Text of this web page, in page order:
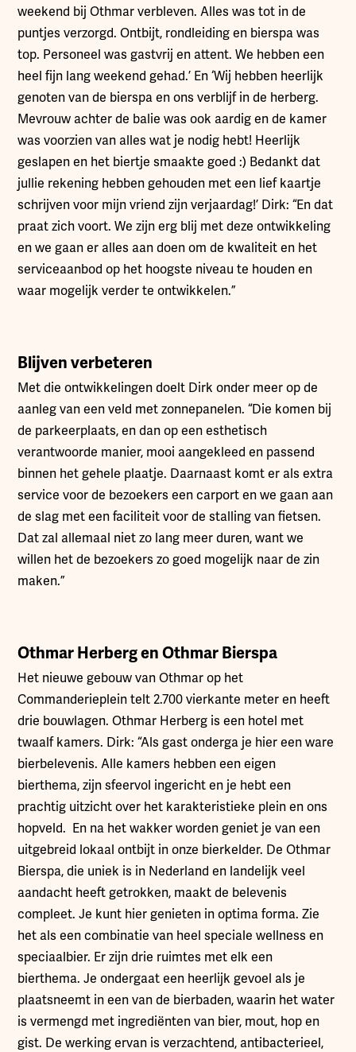
weekend bij Othmar verbleven. Alles was tot in de
puntjes verzorgd. Ontbijt, rondleiding en bierspa was
top. Personeel was gastvrij en attent. We hebben een
heel fijn lang weekend gehad.’ En ‘Wij hebben heerlijk
genoten van de bierspa en ons verblijf in de herberg.
Mevrouw achter de balie was ook aardig en de kamer
was voorzien van alles wat je nodig hebt! Heerlijk
geslapen en het biertje smaakte goed :) Bedankt dat
jullie rekening hebben gehouden met een lief kaartje
schrijven voor mijn vriend zijn verjaardag!’ Dirk: “En dat
praat zich voort. We zijn erg blij met deze ontwikkeling
en we gaan er alles aan doen om de kwaliteit en het
serviceaanbod op het hoogste niveau te houden en
waar mogelijk verder te ontwikkelen.”
Blijven verbeteren
Met die ontwikkelingen doelt Dirk onder meer op de
aanleg van een veld met zonnepanelen. “Die komen bij
de parkeerplaats, en dan op een esthetisch
verantwoorde manier, mooi aangekleed en passend
binnen het gehele plaatje. Daarnaast komt er als extra
service voor de bezoekers een carport en we gaan aan
de slag met een faciliteit voor de stalling van fietsen.
Dat zal allemaal niet zo lang meer duren, want we
willen het de bezoekers zo goed mogelijk naar de zin
maken.”
Othmar Herberg en Othmar Bierspa
Het nieuwe gebouw van Othmar op het
Commanderieplein telt 2.700 vierkante meter en heeft
drie bouwlagen. Othmar Herberg is een hotel met
twaalf kamers. Dirk: “Als gast onderga je hier een ware
bierbelevenis. Alle kamers hebben een eigen
bierthema, zijn sfeervol ingericht en je hebt een
prachtig uitzicht over het karakteristieke plein en ons
hopveld. En na het wakker worden geniet je van een
uitgebreid lokaal ontbijt in onze bierkelder. De Othmar
Bierspa, die uniek is in Nederland en landelijk veel
aandacht heeft getrokken, maakt de belevenis
compleet. Je kunt hier genieten in optima forma. Zie
het als een combinatie van heel speciale wellness en
speciaalbier. Er zijn drie ruimtes met elk een
bierthema. Je ondergaat een heerlijk gevoel als je
plaatsneemt in een van de bierbaden, waarin het water
is vermengd met ingrediënten van bier, mout, hop en
gist. De werking ervan is verzachtend, antibacterieel,